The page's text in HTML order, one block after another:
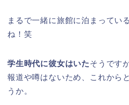
まるで一緒に旅館に泊まってい
ね！笑
学生時代に彼女はいたそうです
報道や噂はないため、これから
うか。